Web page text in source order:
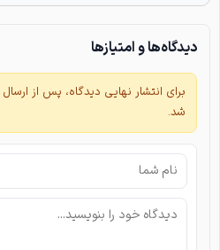
دیدگاه‌ها و امتیازها
برای انتشار نهایی دیدگاه، پس از
شد.